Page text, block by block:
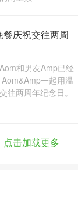
庆祝交往两周
和男友Amp已经
一起用温
往两周年纪念日。
点击加载更多